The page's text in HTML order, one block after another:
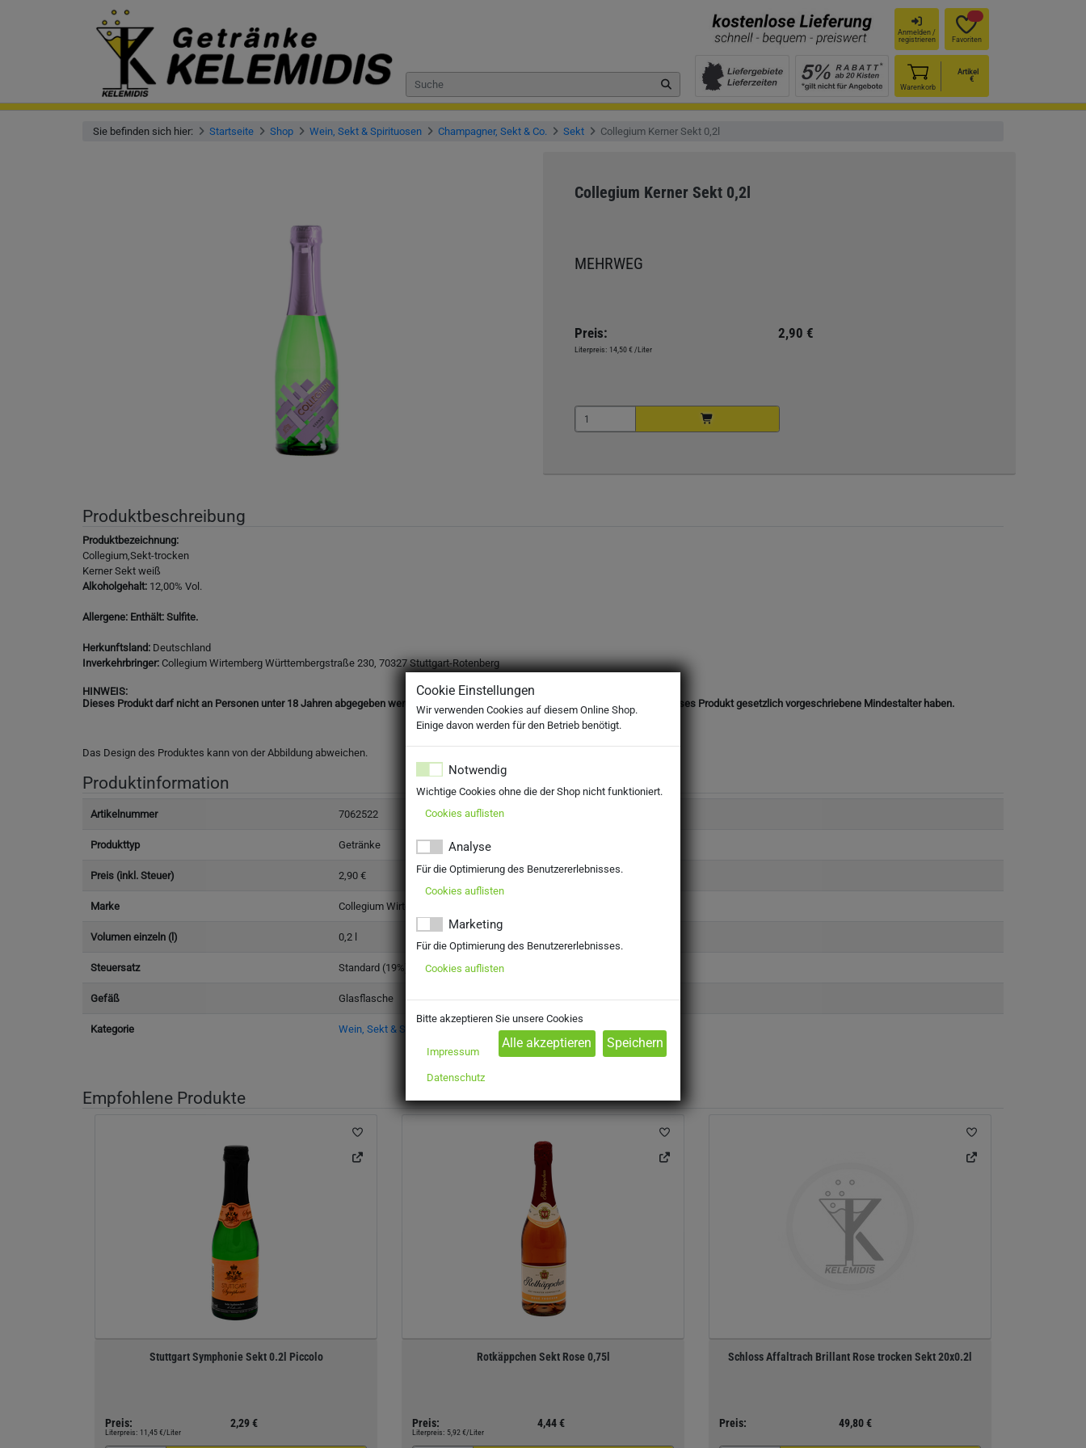
Anmelden /
registrieren
Favoriten
Warenkorb
Artikel
€
Sie befinden sich hier: Startseite Shop Wein, Sekt & Spirituosen Champagner, Sekt & Co. Sekt Collegium Kerner Sekt 0,2l
Collegium Kerner Sekt 0,2l
MEHRWEG
Preis: 2,90 €
Literpreis: 14,50 € /Liter
Produktbeschreibung
Produktbezeichnung:
Collegium,Sekt-trocken
Kerner Sekt weiß
Alkoholgehalt: 12,00% Vol.
Allergene: Enthält: Sulfite.
Herkunftsland: Deutschland
Inverkehrbringer: Collegium Wirtemberg Württembergstraße 230, 70327 Stuttgart-Rotenberg
HINWEIS:
Dieses Produkt darf nicht an Personen unter 18 Jahren abgegeben werden. Mit Ihrer Bestellung bestätigen Sie, dass Sie das für dieses Produkt gesetzlich vorgeschriebene Mindestalter haben.
Das Design des Produktes kann von der Abbildung abweichen.
Produktinformation
Artikelnummer 7062522
Produkttyp Getränke
Preis (inkl. Steuer) 2,90 €
Marke Collegium Wirtemberg
Volumen einzeln (l) 0,2 l
Steuersatz Standard (19%)
Gefäß Glasflasche
Kategorie Wein, Sekt & Spirituosen > Champagner, Sekt & Co. > Sekt
Empfohlene Produkte
Stuttgart Symphonie Sekt 0.2l Piccolo
Preis: 2,29 €
Literpreis: 11,45 €/Liter
Rotkäppchen Sekt Rose 0,75l
Preis: 4,44 €
Literpreis: 5,92 €/Liter
Schloss Affaltrach Brillant Rose trocken Sekt 20x0.2l
Preis: 49,80 €
Cookie Einstellungen
Wir verwenden Cookies auf diesem Online Shop.
Einige davon werden für den Betrieb benötigt.
Notwendig
Wichtige Cookies ohne die der Shop nicht funktioniert.
Cookies auflisten
Analyse
Für die Optimierung des Benutzererlebnisses.
Cookies auflisten
Marketing
Für die Optimierung des Benutzererlebnisses.
Cookies auflisten
Bitte akzeptieren Sie unsere Cookies
Impressum
Datenschutz